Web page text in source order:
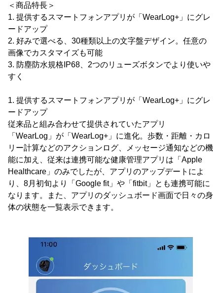
＜商品特長＞
1. 提供するスマートフォンアプリが「WearLog+」にグレ
ードアップ
2. 好みで選べる、30種類以上の文字盤デザイン。任意の
画像でカスタマイズも可能
3. 防塵防水規格IP68、2つのリューズボタンでより使いや
すく
1. 提供するスマートフォンアプリが「WearLog+」にグレ
ードアップ
従来品と組み合わせて提供されていたアプリ
「WearLog」が「WearLog+」に進化。歩数・距離・カロ
リー計算などのアクションログ、メッセージ通知などの機
能に加え、従来は連携可能な健康管理アプリは「Apple
Healthcare」のみでしたが、アプリのアップデートによ
り、8月初旬より「Google fit」や「fitbit」とも連携可能に
なります。また、アプリのダッシュボード画面で日々の身
体の状態を一覧表示できます。